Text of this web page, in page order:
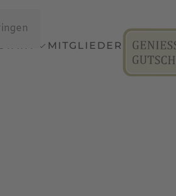
START MITGLIEDER